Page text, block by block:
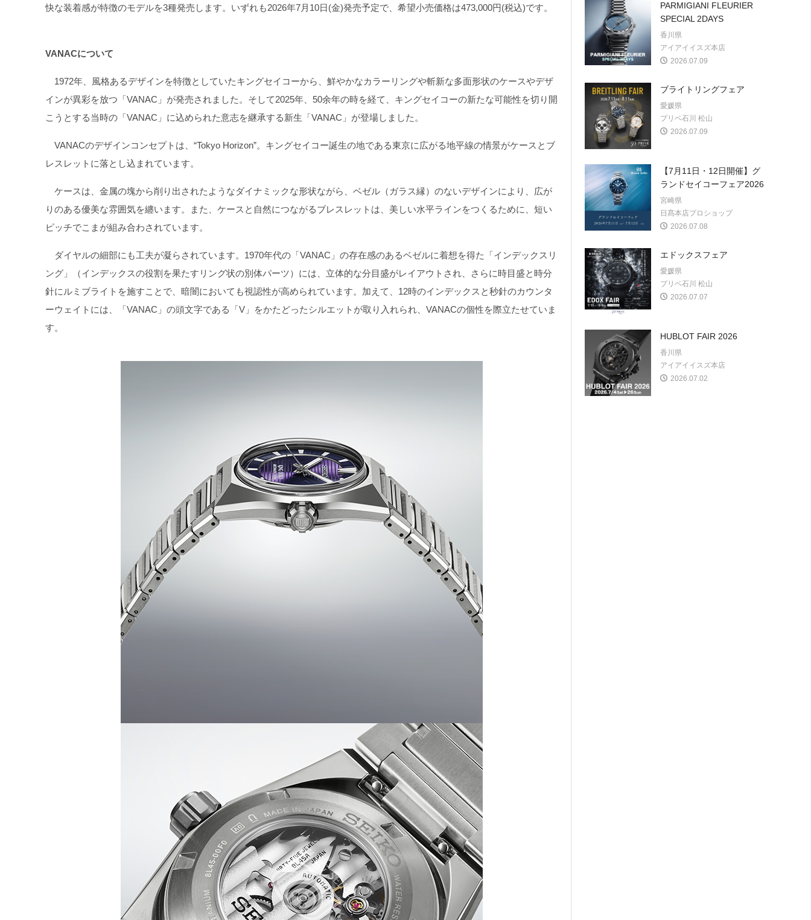
快な装着感が特徴のモデルを3種発売します。いずれも2026年7月10日(金)発売予定で、希望小売価格は473,000円(税込)です。
VANACについて
1972年、風格あるデザインを特徴としていたキングセイコーから、鮮やかなカラーリングや斬新な多面形状のケースやデザ
インが異彩を放つ「VANAC」が発売されました。そして2025年、50余年の時を経て、キングセイコーの新たな可能性を切り開
こうとする当時の「VANAC」に込められた意志を継承する新生「VANAC」が登場しました。
VANACのデザインコンセプトは、“Tokyo Horizon”。キングセイコー誕生の地である東京に広がる地平線の情景がケースとブ
レスレットに落とし込まれています。
ケースは、金属の塊から削り出されたようなダイナミックな形状ながら、ベゼル（ガラス縁）のないデザインにより、広が
りのある優美な雰囲気を纏います。また、ケースと自然につながるブレスレットは、美しい水平ラインをつくるために、短い
ピッチでこまが組み合わされています。
ダイヤルの細部にも工夫が凝らされています。1970年代の「VANAC」の存在感のあるベゼルに着想を得た「インデックスリ
ング」（インデックスの役割を果たすリング状の別体パーツ）には、立体的な分目盛がレイアウトされ、さらに時目盛と時分
針にルミブライトを施すことで、暗闇においても視認性が高められています。加えて、12時のインデックスと秒針のカウンタ
ーウェイトには、「VANAC」の頭文字である「V」をかたどったシルエットが取り入れられ、VANACの個性を際立たせていま
す。
PARMIGIANI FLEURIER
SPECIAL 2DAYS
香川県
アイアイイスズ本店
2026.07.09
ブライトリングフェア
愛媛県
プリベ石川 松山
2026.07.09
【7月11日・12日開催】グ
ランドセイコーフェア2026
宮崎県
日髙本店プロショップ
2026.07.08
エドックスフェア
愛媛県
プリベ石川 松山
2026.07.07
HUBLOT FAIR 2026
香川県
アイアイイスズ本店
2026.07.02